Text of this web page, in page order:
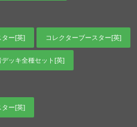
ター[英] コレクターブースター[英]
デッキ全種セット[英]
ター[英]